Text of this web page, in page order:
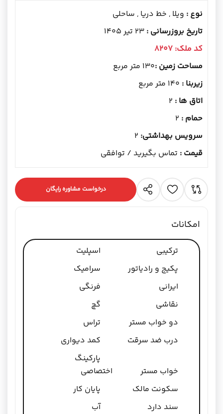
نوع : ویلا , خط دریا , ساحلی
تاریخ بروزرسانی : 23 تیر 1405
کد ملک:
مساحت زمین :130 متر مربع
زیربنا : 140 متر مربع
اتاق ها : 2
حمام : 2
سرویس بهداشتی: 2
قیمت : تماس بگیرید / توافقی
درخواست مشاوره رایگان
امکانات
ترکیبی
اسپلیت
پکیج و رادیاتور
سرامیک
ایرانی
فرنگی
نقاشی
گچ
دو خواب مستر
تراس
درب ضد سرقت
کمد دیواری
خواب مستر
پارکینگ
اختصاصی
سکونت مالک
پایان کار
سند دارد
آب